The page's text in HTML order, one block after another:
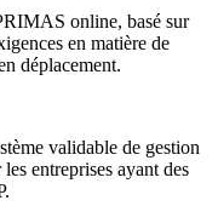
online, basé sur
en matière de
déplacement.
validable de gestion
entreprises ayant des